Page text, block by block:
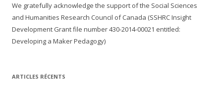
We gratefully acknowledge the support of the Social Sciences
and Humanities Research Council of Canada (SSHRC Insight
Development Grant file number430-2014-00021 entitled:
Developing a Maker Pedagogy)
ARTICLES RÉCENTS